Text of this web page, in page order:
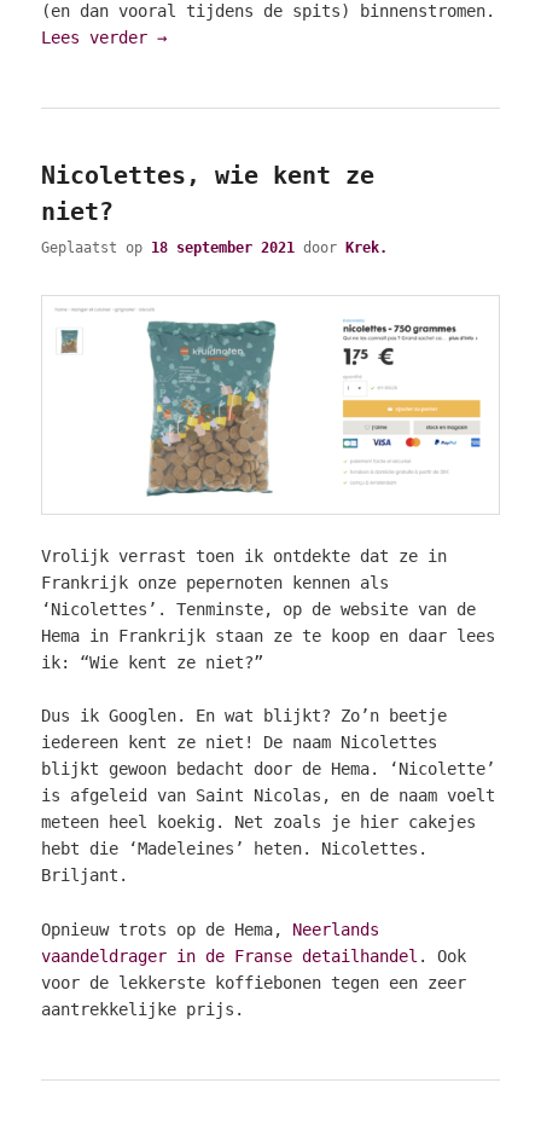
(en dan vooral tijdens de spits) binnenstromen.
Lees verder→
Nicolettes, wie kent ze
niet?
Geplaatst op 18 september 2021 doorKrek.
Vrolijk verrast toen ik ontdekte dat ze in
Frankrijk onze pepernoten kennen als
‘Nicolettes’. Tenminste, op de website van de
Hema in Frankrijk staan ze te koop en daar lees
ik: “Wie kent ze niet?”
Dus ik Googlen. En wat blijkt? Zo’n beetje
iedereen kent ze niet! De naam Nicolettes
blijkt gewoon bedacht door de Hema. ‘Nicolette’
is afgeleid van Saint Nicolas, en de naam voelt
meteen heel koekig. Net zoals je hier cakejes
hebt die ‘Madeleines’ heten. Nicolettes.
Briljant.
Opnieuw trots op de Hema, Neerlands
vaandeldrager in de Franse detailhandel . Ook
voor de lekkerste koffiebonen tegen een zeer
aantrekkelijke prijs.